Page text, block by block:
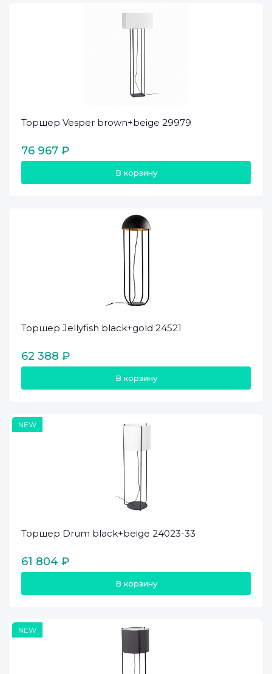
Торшер Vesper brown+beige 29979
76 967 ₽
В корзину
Торшер Jellyfish black+gold 24521
62 388 ₽
В корзину
NEW
Торшер Drum black+beige 24023-33
61 804 ₽
В корзину
NEW